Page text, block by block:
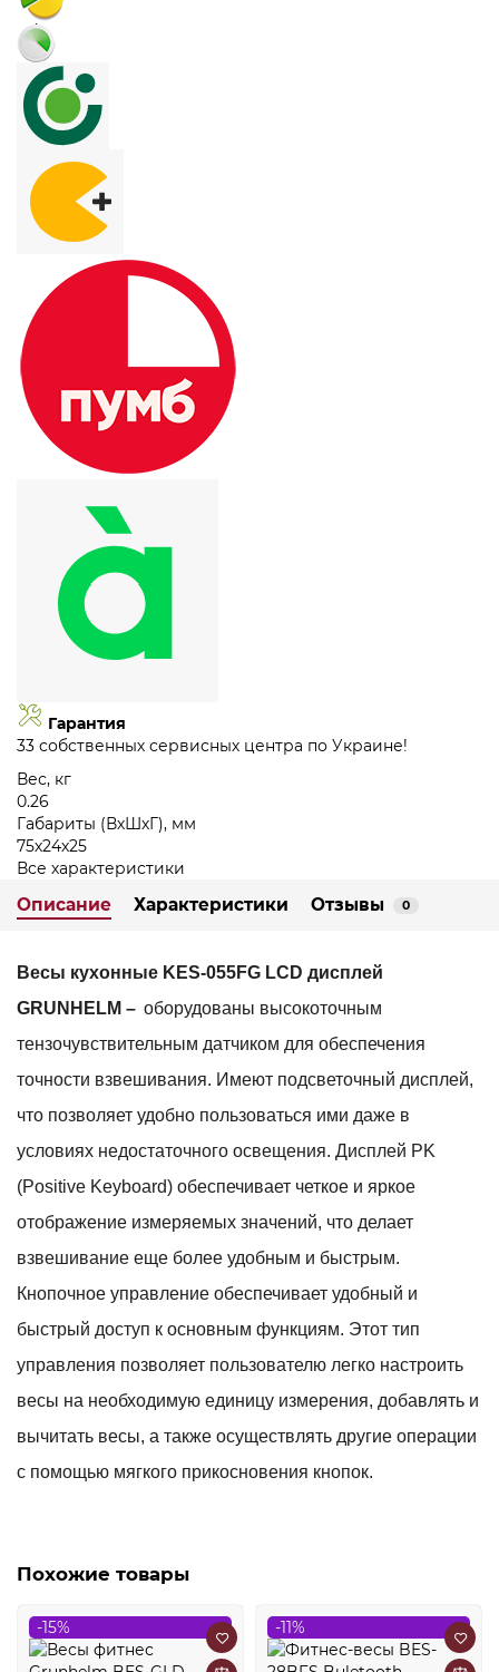
Гарантия
33 собственных сервисных центра по Украине!
Вес, кг
0.26
Габариты (ВхШхГ), мм
75х24х25
Все характеристики
Описание Характеристики Отзывы 0
Весы кухонные KES-055FG LCD дисплей
GRUNHELM – оборудованы высокоточным
тензочувствительным датчиком для обеспечения
точности взвешивания. Имеют подсветочный дисплей,
что позволяет удобно пользоваться ими даже в
условиях недостаточного освещения. Дисплей PK
(Positive Keyboard) обеспечивает четкое и яркое
отображение измеряемых значений, что делает
взвешивание еще более удобным и быстрым.
Кнопочное управление обеспечивает удобный и
быстрый доступ к основным функциям. Этот тип
управления позволяет пользователю легко настроить
весы на необходимую единицу измерения, добавлять и
вычитать весы, а также осуществлять другие операции
с помощью мягкого прикосновения кнопок.
Похожие товары
-15% -11%